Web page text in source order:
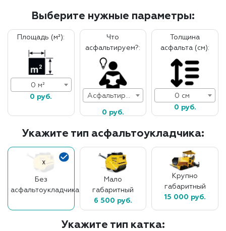
Выберите нужные параметры:
Площадь (м²):
0 м²
0 руб.
Что
асфальтируем?:
0 руб.
Толщина
асфальта (см):
0 см
0 руб.
Укажите тип асфальтоукладчика:
Без
асфальтоукладчика
Мало
габаритный
6 500 руб.
Крупно
габаритный
15 000 руб.
Укажите тип катка: